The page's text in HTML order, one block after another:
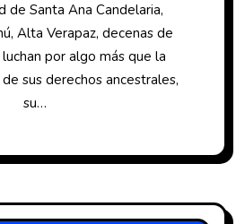
Alta Verapaz, decenas de
luchan por algo más que la
sus derechos ancestrales,
su…